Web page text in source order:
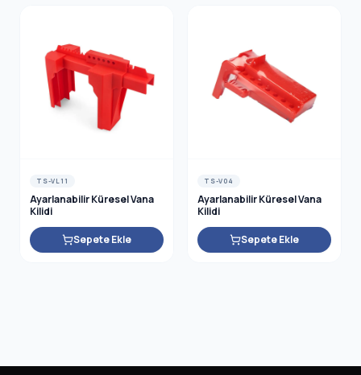
TS-VL11
Ayarlanabilir Küresel Vana
Kilidi
Sepete Ekle
TS-V04
Ayarlanabilir Küresel Vana
Kilidi
Sepete Ekle